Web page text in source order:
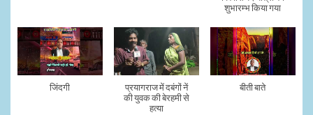
शुभारम्भ किया गया
जिंदगी
प्रयागराज में दबंगों नें
की युवक की बेरहमी से
हत्या
बीती बाते